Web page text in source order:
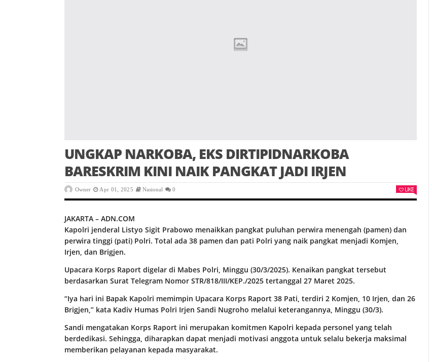
UNGKAP NARKOBA, EKS DIRTIPIDNARKOBA
BARESKRIM KINI NAIK PANGKAT JADI IRJEN
Owner Apr 01, 2025 Nasional 0 LIKE
JAKARTA – ADN.COM
Kapolri jenderal Listyo Sigit Prabowo menaikkan pangkat puluhan perwira menengah (pamen) dan
perwira tinggi (pati) Polri. Total ada 38 pamen dan pati Polri yang naik pangkat menjadi Komjen,
Irjen, dan Brigjen.
Upacara Korps Raport digelar di Mabes Polri, Minggu (30/3/2025). Kenaikan pangkat tersebut
berdasarkan Surat Telegram Nomor STR/818/III/KEP./2025 tertanggal 27 Maret 2025.
“Iya hari ini Bapak Kapolri memimpin Upacara Korps Raport 38 Pati, terdiri 2 Komjen, 10 Irjen, dan 26
Brigjen,” kata Kadiv Humas Polri Irjen Sandi Nugroho melalui keterangannya, Minggu (30/3).
Sandi mengatakan Korps Raport ini merupakan komitmen Kapolri kepada personel yang telah
berdedikasi. Sehingga, diharapkan dapat menjadi motivasi anggota untuk selalu bekerja maksimal
memberikan pelayanan kepada masyarakat.